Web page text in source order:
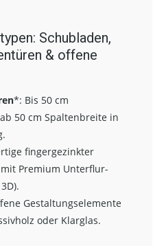
Schubladen,
& offene
*: Bis 50 cm
50 cm Spaltenbreite in
fingergezinkter
Premium Unterflur-
Gestaltungselemente
oder Klarglas.